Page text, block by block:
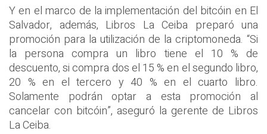
Y en el marco de la implementación del bitcóin en El
Salvador, además, Libros La Ceiba preparó una
promoción para la utilización de la criptomoneda. “Si
la persona compra un libro tiene el 10 % de
descuento, si compra dos el 15 % en el segundo libro,
20 % en el tercero y 40 % en el cuarto libro.
Solamente podrán optar a esta promoción al
cancelar con bitcóin”, aseguró la gerente de Libros
La Ceiba.